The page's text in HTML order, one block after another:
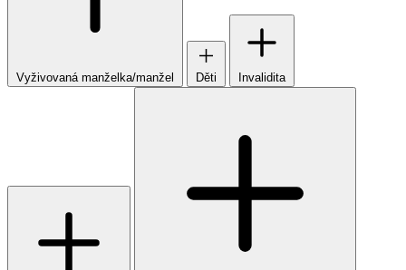
Vyživovaná manželka/manžel Děti Invalidita